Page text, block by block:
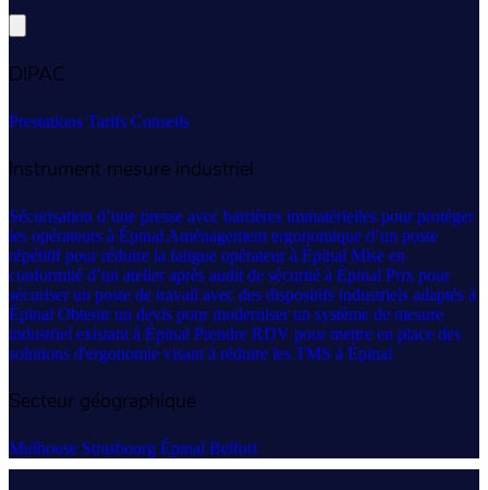
DIPAC
Prestations Tarifs Conseils
Instrument mesure industriel
Sécurisation d’une presse avec barrières immatérielles pour protéger
les opérateurs à Épinal Aménagement ergonomique d’un poste
répétitif pour réduire la fatigue opérateur à Épinal Mise en
conformité d’un atelier après audit de sécurité à Épinal Prix pour
sécuriser un poste de travail avec des dispositifs industriels adaptés à
Épinal Obtenir un devis pour moderniser un système de mesure
industriel existant à Épinal Prendre RDV pour mettre en place des
solutions d'ergonomie visant à réduire les TMS à Épinal
Secteur géographique
Mulhouse Strasbourg Épinal Belfort